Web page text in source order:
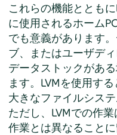
これらの機能ととも
に使用されるホーム
でも意義があります
ブ、またはユーザデ
データストックがあ
ます。LVMを使用す
大きなファイルシス
ただし、LVMでの作
作業とは異なることに